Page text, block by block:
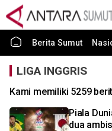
Berita Sumut
LIGA INGGRIS
Kami memiliki 5259
Piala
dua